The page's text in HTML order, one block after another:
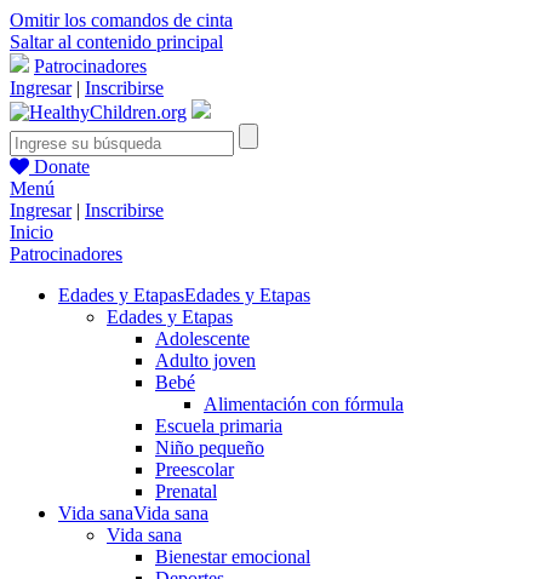
Omitir los comandos de cinta
Saltar al contenido principal
Patrocinadores
Ingresar| Inscribirse
Donate
Menú
Ingresar| Inscribirse
Inicio
Patrocinadores
Edades y EtapasEdades y Etapas
Edades y Etapas
Adolescente
Adulto joven
Bebé
Alimentación con fórmula
Escuela primaria
Niño pequeño
Preescolar
Prenatal
Vida sanaVida sana
Vida sana
Bienestar emocional